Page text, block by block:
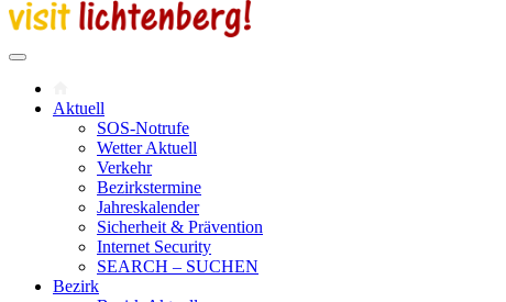
Aktuell
SOS-Notrufe
Wetter Aktuell
Verkehr
Bezirkstermine
Jahreskalender
Sicherheit & Prävention
Internet Security
SEARCH – SUCHEN
Bezirk